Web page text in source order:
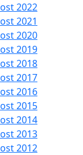
2022
2021
2020
2019
2018
2017
2016
2015
2014
2013
2012